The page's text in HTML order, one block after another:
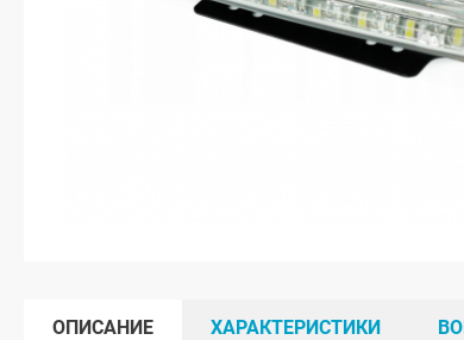
ОПИСАНИЕ ХАРАКТЕРИСТИКИ